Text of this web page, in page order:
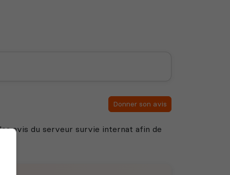
Donner son avis
avis du serveur survie internat afin de